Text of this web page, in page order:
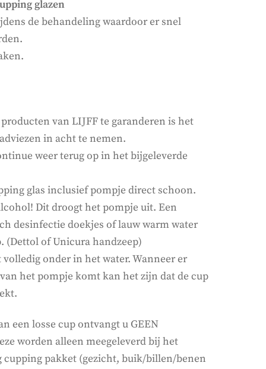
glazen
de behandeling waardoor er snel
van LIJFF te garanderen is het
in acht te nemen.
weer terug op in het bijgeleverde
glas inclusief pompje direct schoon.
Dit droogt het pompje uit. Een
desinfectie doekjes of lauw warm water
(Dettol of Unicura handzeep)
onder in het water. Wanneer er
het pompje komt kan het zijn dat de cup
een losse cup ontvangt u GEEN
worden alleen meegeleverd bij het
cupping pakket (gezicht, buik/billen/benen